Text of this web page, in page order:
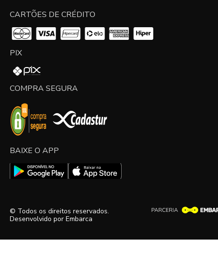
CARTÕES DE CRÉDITO
PIX
COMPRA SEGURA
BAIXE O APP
© Todos os direitos reservados.
Desenvolvido por Embarca